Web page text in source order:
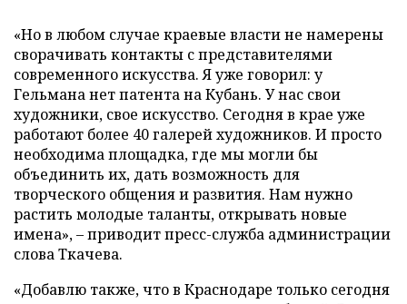
«Но в любом случае краевые власти не намерены
сворачивать контакты с представителями
современного искусства. Я уже говорил: у
Гельмана нет патента на Кубань. У нас свои
художники, свое искусство. Сегодня в крае уже
работают более 40 галерей художников. И просто
необходима площадка, где мы могли бы
объединить их, дать возможность для
творческого общения и развития. Нам нужно
растить молодые таланты, открывать новые
имена», – приводит пресс-служба администрации
слова Ткачева.
«Добавлю также, что в Краснодаре только сегодня